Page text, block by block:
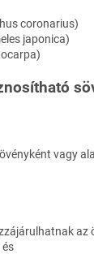
coronarius)
japonica)
vagy
az